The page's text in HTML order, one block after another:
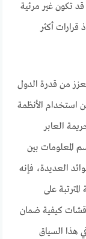
قد تكون غير مرئية
قرارات أكثر
من قدرة الدول
استخدام الأنظمة
العابر
المعلومات بين
العديدة، فإنه
على
كيفية ضمان
هذا السياق